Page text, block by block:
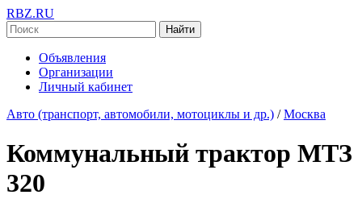
RBZ.RU
Найти
Объявления
Организации
Личный кабинет
Авто (транспорт, автомобили, мотоциклы и др.) / Москва
Коммунальный трактор МТЗ
320